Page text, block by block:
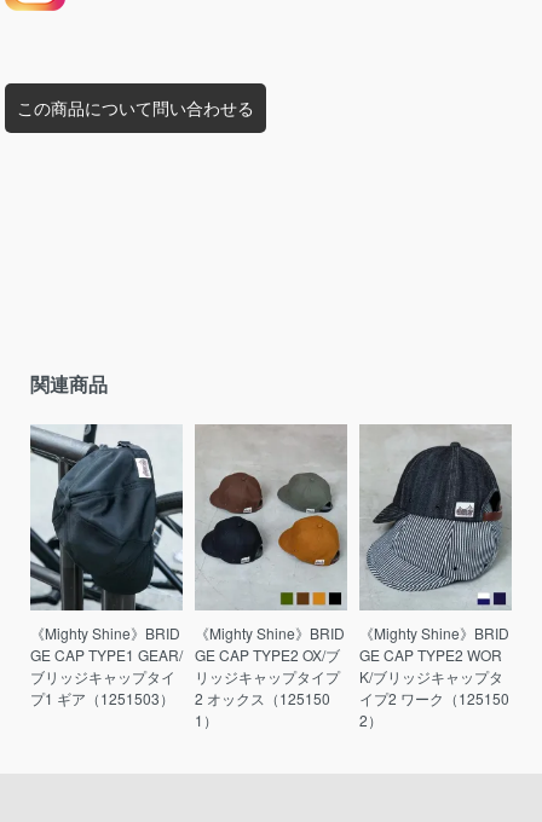
この商品について問い合わせる
関連商品
《Mighty Shine》BRID
GE CAP TYPE1 GEAR/
ブリッジキャップタイ
プ1 ギア（1251503）
《Mighty Shine》BRID
GE CAP TYPE2 OX/ブ
リッジキャップタイプ
2 オックス（125150
1）
《Mighty Shine》BRID
GE CAP TYPE2 WOR
K/ブリッジキャップタ
イプ2 ワーク（125150
2）